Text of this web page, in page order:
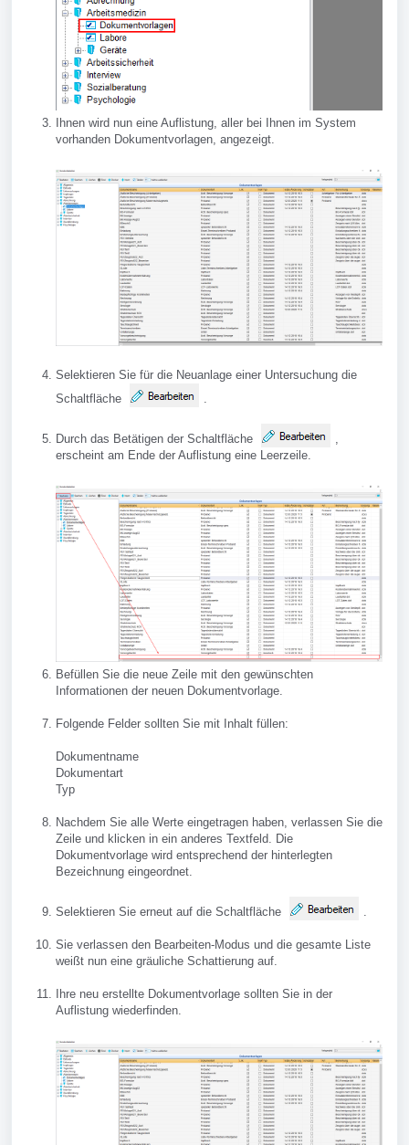
Ihnen wird nun eine Auflistung, aller bei Ihnen im System
vorhanden Dokumentvorlagen, angezeigt.
Selektieren Sie für die Neuanlage einer Untersuchung die
Schaltfläche
.
Durch das Betätigen der Schaltfläche
,
erscheint am Ende der Auflistung eine Leerzeile.
Befüllen Sie die neue Zeile mit den gewünschten
Informationen der neuen Dokumentvorlage.
Folgende Felder sollten Sie mit Inhalt füllen:
Dokumentname
Dokumentart
Typ
Nachdem Sie alle Werte eingetragen haben, verlassen Sie die
Zeile und klicken in ein anderes Textfeld. Die
Dokumentvorlage wird entsprechend der hinterlegten
Bezeichnung eingeordnet.
Selektieren Sie erneut auf die Schaltfläche .
Sie verlassen den Bearbeiten-Modus und die gesamte Liste
weißt nun eine gräuliche Schattierung auf.
Ihre neu erstellte Dokumentvorlage sollten Sie in der
Auflistung wiederfinden.